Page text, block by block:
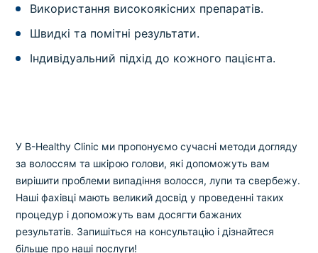
Використання високоякісних препаратів.
Швидкі та помітні результати.
Індивідуальний підхід до кожного пацієнта.
У B-Healthy Clinic ми пропонуємо сучасні методи догляду
за волоссям та шкірою голови, які допоможуть вам
вирішити проблеми випадіння волосся, лупи та свербежу.
Наші фахівці мають великий досвід у проведенні таких
процедур і допоможуть вам досягти бажаних
результатів. Запишіться на консультацію і дізнайтеся
більше про наші послуги!